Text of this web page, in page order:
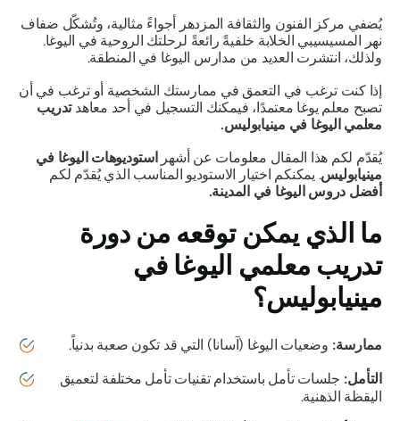
يُضفي مركز الفنون والثقافة المزدهر أجواءً مثالية، وتُشكّل ضفاف
نهر المسيسيبي الخلابة خلفيةً رائعةً لرحلتك الروحية في اليوغا.
ولذلك، انتشرت العديد من مدارس اليوغا في المنطقة.
إذا كنت ترغب في التعمق في ممارستك الشخصية أو ترغب في أن
تصبح معلم يوغا معتمدًا، فيمكنك التسجيل في أحد معاهدتدريب
معلمي اليوغا في مينيابوليس.
يُقدّم لكم هذا المقال معلومات عن أشهراستوديوهات اليوغا في
مينيابوليس. يمكنكم اختيار الاستوديو المناسب الذي يُقدّم لكم
أفضل دروس اليوغا في المدينة.
ما الذي يمكن توقعه من دورة
تدريب معلمي اليوغا في
مينيابوليس؟
ممارسة:وضعيات اليوغا (آسانا) التي قد تكون صعبة بدنياً.
التأمل:جلسات تأمل باستخدام تقنيات تأمل مختلفة لتعميق
اليقظة الذهنية.